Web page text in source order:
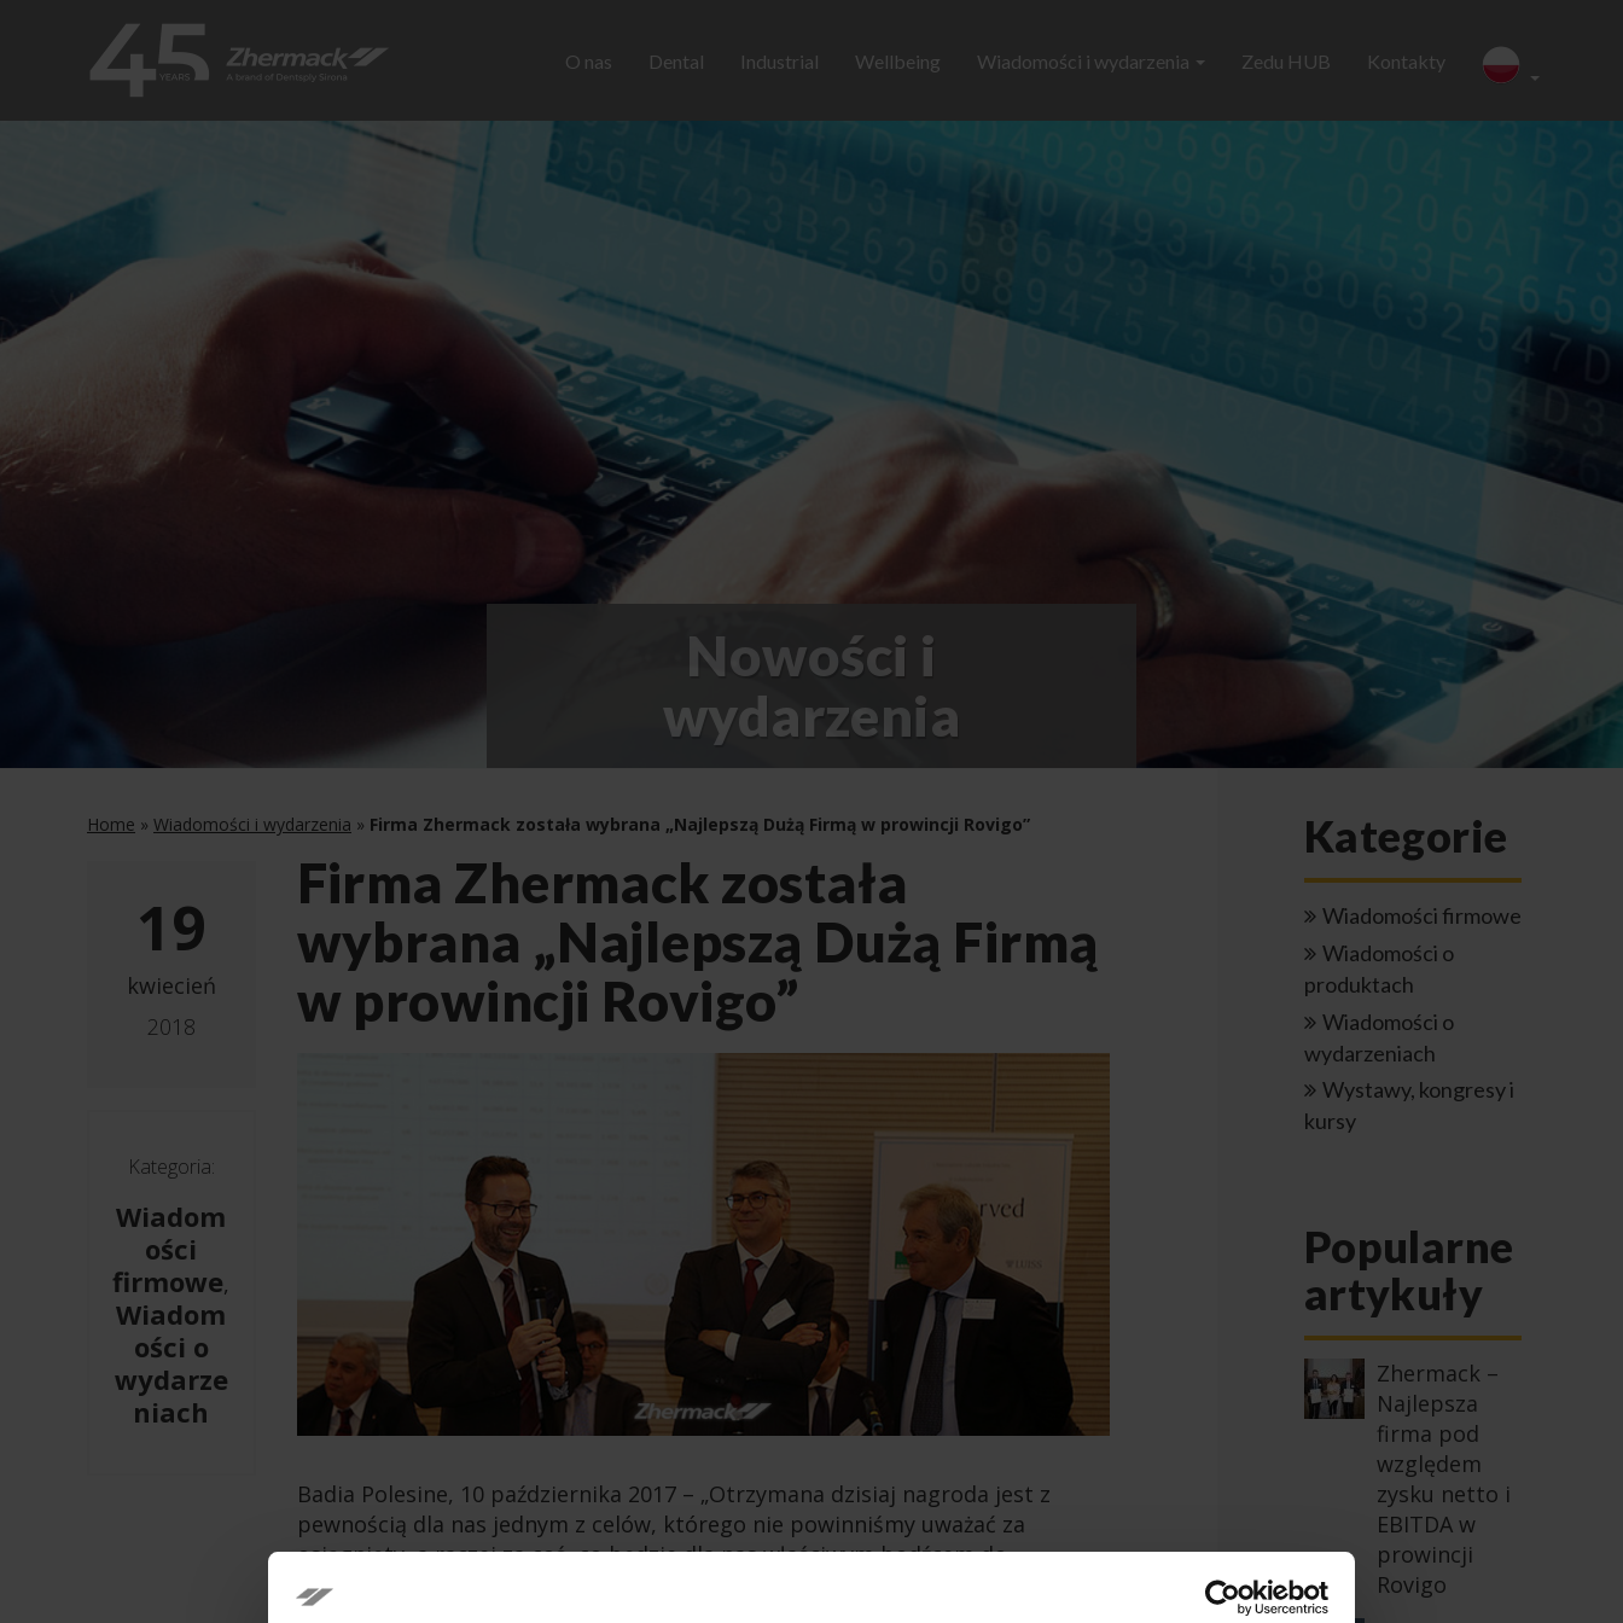
O nas Dental Industrial Wellbeing Wiadomości i wydarzenia Zedu HUB Kontakty
Nowości i
wydarzenia
Home » Wiadomości i wydarzenia » Firma Zhermack została wybrana „Najlepszą Dużą Firmą w prowincji Rovigo”
19
kwiecień
2018
Kategoria:
Wiadom
ości
firmowe,
Wiadom
ości o
wydarze
niach
Firma Zhermack została
wybrana „Najlepszą Dużą Firmą
w prowincji Rovigo”
Badia Polesine, 10 października 2017 – „Otrzymana dzisiaj nagroda jest z
pewnością dla nas jednym z celów, którego nie powinniśmy uważać za
osiągnięty, a raczej za coś, co będzie dla nas właściwym bodźcem do
osiągania kolejnych sukcesów z jeszcze większą siłą, przekonaniem i
stanowczością. Nasza firma osiągnęła swój sukces, budując go na dwóch
Kategorie
Wiadomości firmowe
Wiadomości o
produktach
Wiadomości o
wydarzeniach
Wystawy, kongresy i
kursy
Popularne
artykuły
Zhermack –
Najlepsza
firma pod
względem
zysku netto i
EBITDA w
prowincji
Rovigo